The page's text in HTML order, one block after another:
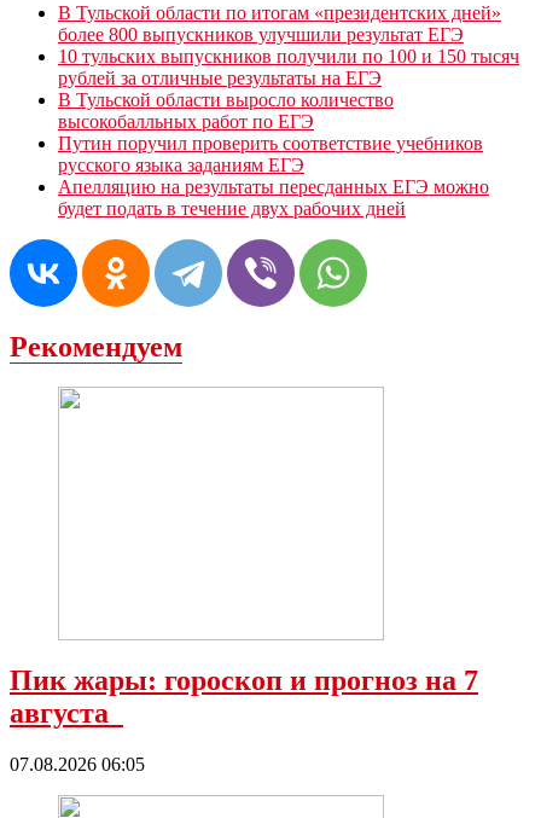
В Тульской области по итогам «президентских дней»
более 800 выпускников улучшили результат ЕГЭ
10 тульских выпускников получили по 100 и 150 тысяч
рублей за отличные результаты на ЕГЭ
В Тульской области выросло количество
высокобалльных работ по ЕГЭ
Путин поручил проверить соответствие учебников
русского языка заданиям ЕГЭ
Апелляцию на результаты пересданных ЕГЭ можно
будет подать в течение двух рабочих дней
Рекомендуем
Пик жары: гороскоп и прогноз на 7
августа
07.08.2026 06:05